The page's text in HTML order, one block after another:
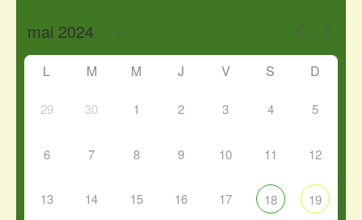
L M M J V S D
29 30 1 2 3 4 5
6 7 8 9 10 11 12
13 14 15 16 17 18 19